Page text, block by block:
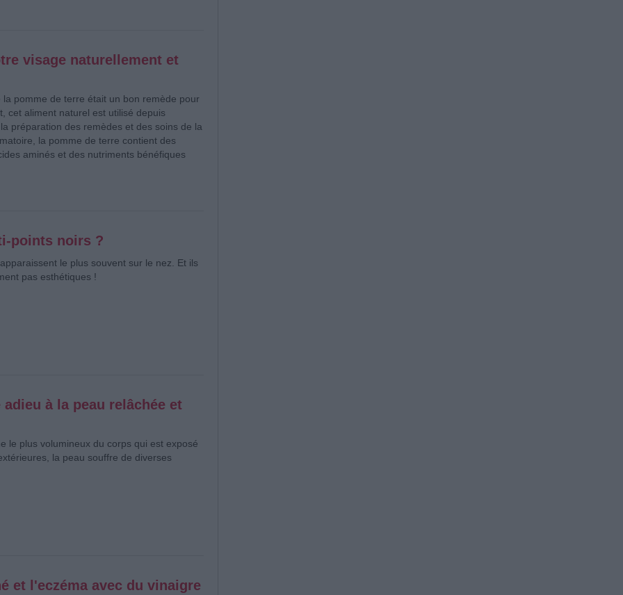
visage naturellement et
la pomme de terre était un bon remède pour
cet aliment naturel est utilisé depuis
préparation des remèdes et des soins de la
la pomme de terre contient des
aminés et des nutriments bénéfiques
points noirs ?
le plus souvent sur le nez. Et ils
pas esthétiques !
à la peau relâchée et
le plus volumineux du corps qui est exposé
la peau souffre de diverses
et l'eczéma avec du vinaigre